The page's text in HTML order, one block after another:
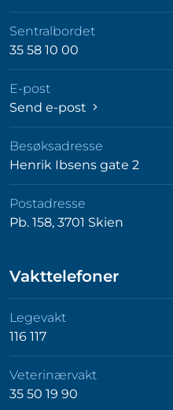
Sentralbordet
35 58 10 00
E-post
Send e-post
Besøksadresse
Henrik Ibsens gate 2
Postadresse
Pb. 158, 3701 Skien
Vakttelefoner
Legevakt
116 117
Veterinærvakt
35 50 19 90